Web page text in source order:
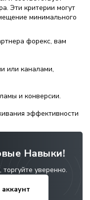
Эти критерии могут
минимального
форекс, вам
или каналами,
и конверсии.
эффективности
Навыки!
уверенно.